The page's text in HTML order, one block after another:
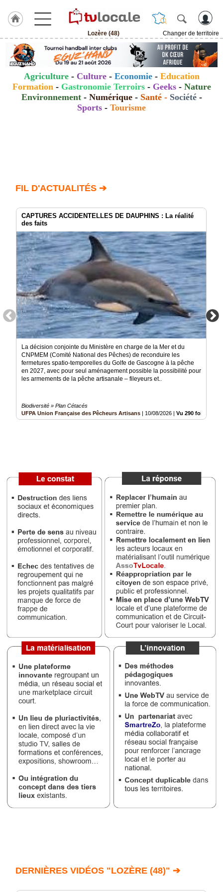
Lozère (48)
Changer de territoire
J'adhère
Hulcoq
ACCUEIL
Lozère
Agenda
Gazette
Médias
groupe
Blogs
Prémium
Inscription
annuaire
pro
éditeur
Agriculture- Culture - Economie- Education
Formation - Gastronomie Terroirs- Geeks- Nature
Environnement- Numérique- Santé- Société-
Sports - Tourisme
FIL D'ACTUALITÉS ➔
CAPTURES ACCIDENTELLES DE DAUPHINS : La réalité
des faits
La décision conjointe du Ministère en charge de la Mer et du
CNPMEM (Comité National des Pêches) de reconduire les
fermetures spatio-temporelles du Golfe de Gascogne à la pêche
en 2027, avec pour seul aménagement possible la possibilité pour
les armements de la pêche artisanale – fileyeurs et..
Biodiversité » Plan Cétacés
UFPA Union Française des Pêcheurs Artisans
10/08/2026 Vu 290 fois
DERNIÈRES VIDÉOS "LOZÈRE (48)" ➔